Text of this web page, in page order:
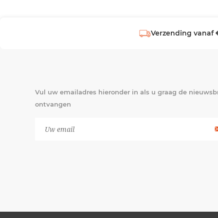
Verzending vanaf
Vul uw emailadres hieronder in als u graag de
ontvangen